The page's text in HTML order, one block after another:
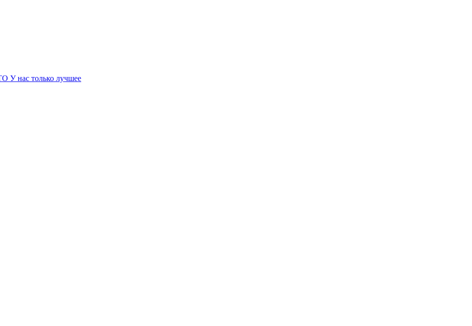
У нас только лучшее